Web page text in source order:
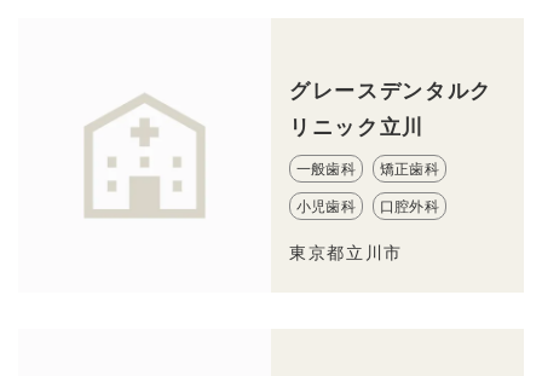
グレースデンタルク
リニック立川
一般歯科 矯正歯科
小児歯科 口腔外科
東京都立川市